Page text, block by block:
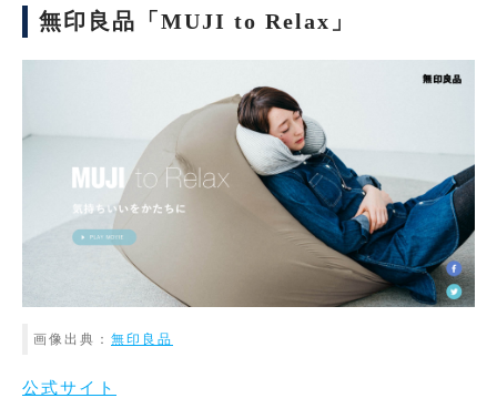
無印良品「MUJI to Relax」
画像出典： 無印良品
公式サイト